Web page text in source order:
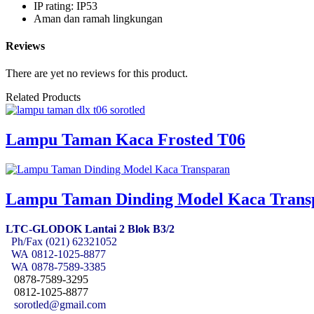
IP rating: IP53
Aman dan ramah lingkungan
Reviews
There are yet no reviews for this product.
Related Products
Lampu Taman Kaca Frosted T06
Lampu Taman Dinding Model Kaca
LTC-GLODOK Lantai 2 Blok B3/2
Ph/Fax (021) 62321052
WA 0812-1025-8877
WA 0878-7589-3385
0878-7589-3295
0812-1025-8877
sorotled@gmail.com